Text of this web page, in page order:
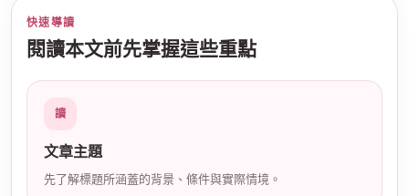
快速導讀
閱讀本文前先掌握這些重點
讀
文章主題
先了解標題所涵蓋的背景、條件與實際情境。